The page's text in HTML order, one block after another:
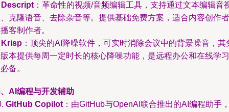
Descript ：革命性的视频/音频编辑工具，支持通过文本编辑音
克隆语音、去除杂音等。提供基础免费方案，适合内容创作者
客制作者。
Krisp ：顶尖的AI降噪软件，可实时消除会议中的背景噪音，其
本提供每周一定时长的核心降噪功能，是远程办公和在线学习
备。
AI编程与开发辅助
GitHub Copilot ：由GitHub与OpenAI联合推出的AI编程助手